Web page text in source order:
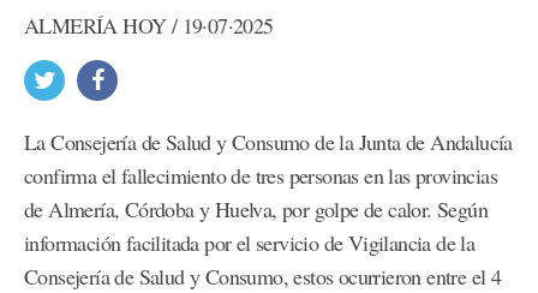
ALMERÍA HOY / 19·07·2025
La Consejería de Salud y Consumo de la Junta de Andalucía
confirma el fallecimiento de tres personas en las provincias
de Almería, Córdoba y Huelva, por golpe de calor. Según
información facilitada por el servicio de Vigilancia de la
Consejería de Salud y Consumo, estos ocurrieron entre el 4